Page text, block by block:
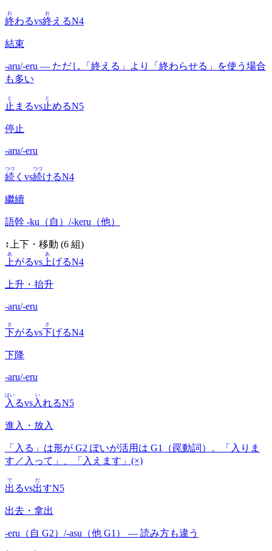
終
お
わるvs終
お
えるN4
結束
-aru/-eru — ただし「終える」より「終わらせる」を使う場合
も多い
止
と
まるvs止
と
めるN5
停止
-aru/-eru
続
つづ
く vs続
つづ
けるN4
繼續
語幹 -ku（自）/-keru（他）
↕️ 上下・移動 (6 組)
上
あ
がるvs 上
あ
げるN4
上升・抬升
-aru/-eru
下
さ
がるvs下
さ
げるN4
下降
-aru/-eru
入
はい
るvs入
い
れるN5
進入・放入
「入る」は形が G2 ぽいが活用は G1（罠動詞）。「入りま
す／入って」、「入えます」(×)
出
で
るvs出
だ
すN5
出去・拿出
-eru（自 G2）/-asu（他 G1） — 読み方も違う